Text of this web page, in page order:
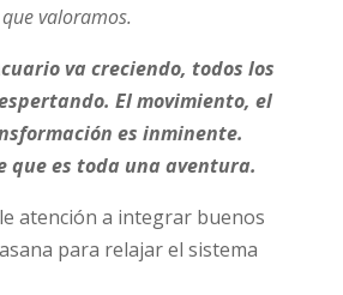
valoramos.
va creciendo, todos los
El movimiento, el
es inminente.
que es toda una aventura.
atención a integrar buenos
para relajar el sistema